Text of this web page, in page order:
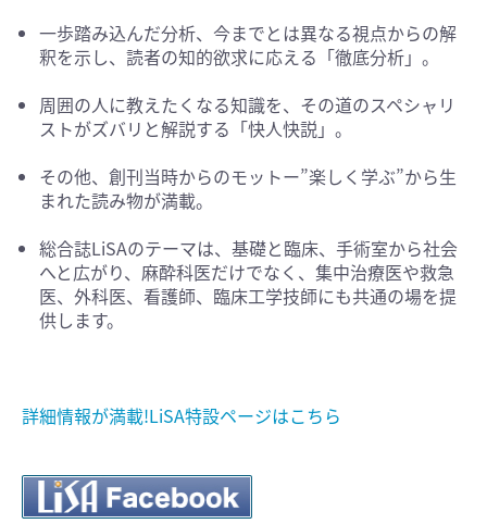
一歩踏み込んだ分析、今までとは異なる視点からの解
釈を示し、読者の知的欲求に応える「徹底分析」。
周囲の人に教えたくなる知識を、その道のスペシャリ
ストがズバリと解説する「快人快説」。
その他、創刊当時からのモットー”楽しく学ぶ”から生
まれた読み物が満載。
総合誌LiSAのテーマは、基礎と臨床、手術室から社会
へと広がり、麻酔科医だけでなく、集中治療医や救急
医、外科医、看護師、臨床工学技師にも共通の場を提
供します。
詳細情報が満載!LiSA特設ページはこちら